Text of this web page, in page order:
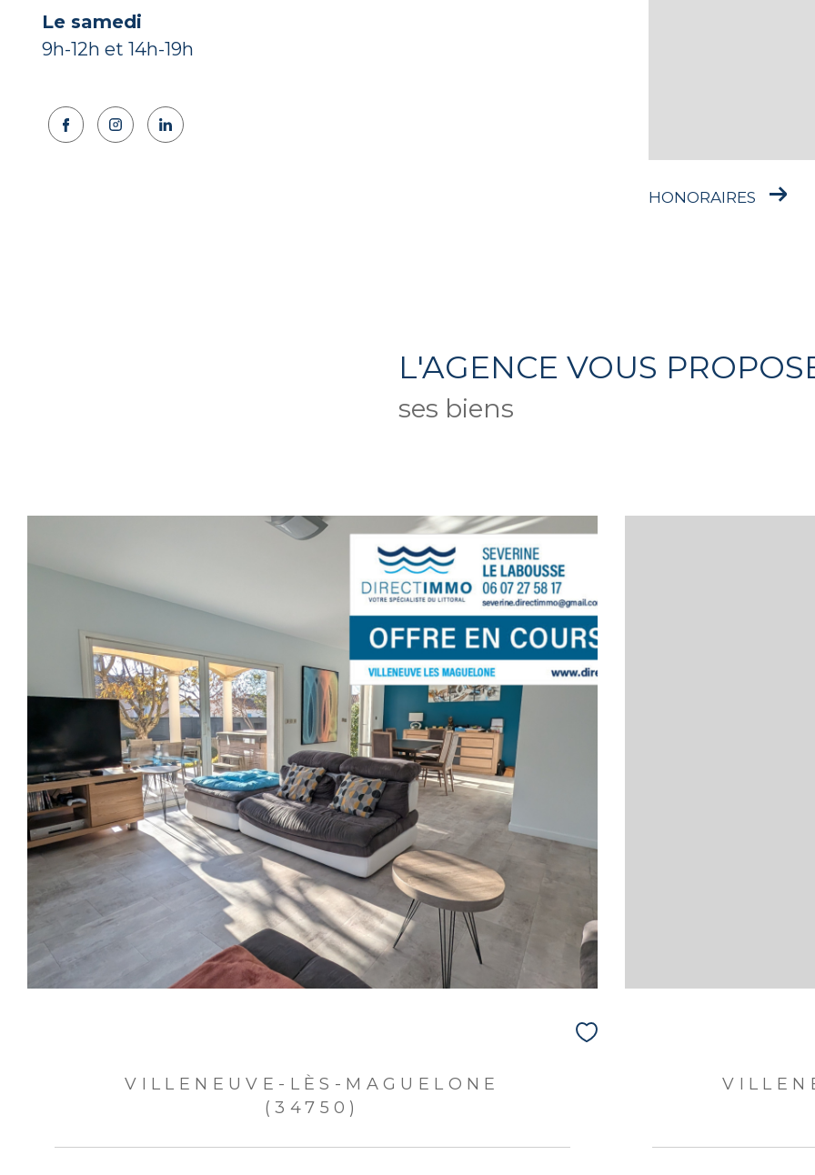
Le samedi
9h-12h et 14h-19h
HONORAIRES
L'AGENCE VOUS
ses biens
VILLENEUVE-LÈS-MAGUELONE
(34750)